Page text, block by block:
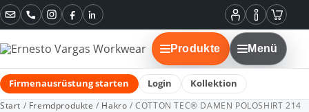
Mein
Konto
Informationen
Instagram
FacebookLinkedIn
Produkte Menü
Firmenausrüstung starten Login Kollektion
Start / Fremdprodukte / Hakro / COTTON TEC® DAMEN POLOSHIRT 214